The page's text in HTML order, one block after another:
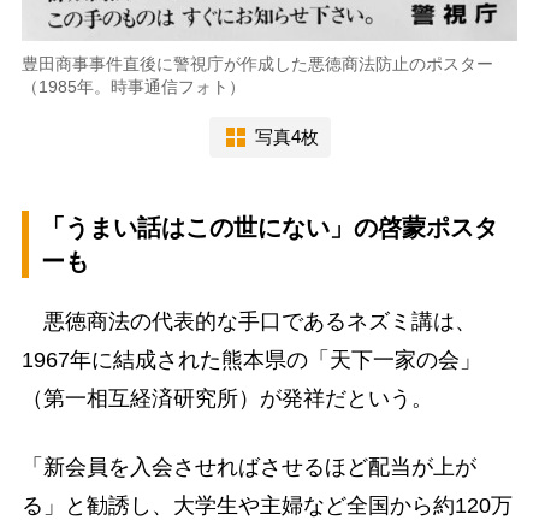
豊田商事事件直後に警視庁が作成した悪徳商法防止のポスター
（1985年。時事通信フォト）
写真4枚
「うまい話はこの世にない」の啓蒙ポスタ
ーも
悪徳商法の代表的な手口であるネズミ講は、
1967年に結成された熊本県の「天下一家の会」
（第一相互経済研究所）が発祥だという。
「新会員を入会させればさせるほど配当が上が
る」と勧誘し、大学生や主婦など全国から約120万